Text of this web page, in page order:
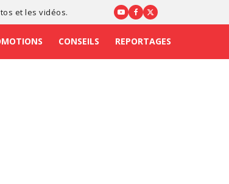
et les vidéos.
CONSEILS REPORTAGES